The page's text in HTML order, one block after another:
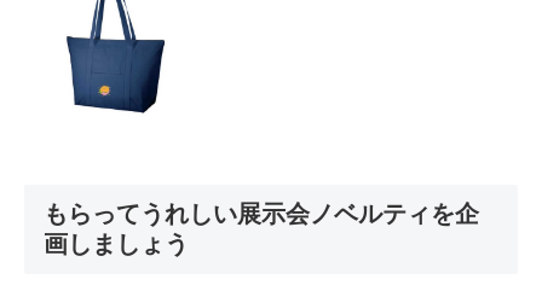
もらってうれしい展示会ノベルティを企
画しましょう